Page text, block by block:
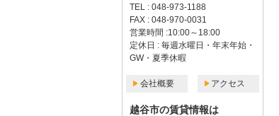
TEL : 048-973-1188
FAX : 048-970-0031
営業時間 :10:00～18:00
定休日 : 毎週水曜日・年末年始・
GW・夏季休暇
会社概要 アクセス
越谷市の賃貸情報は